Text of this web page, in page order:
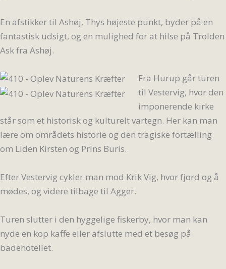
En afstikker til Ashøj, Thys højeste punkt, byder på en
fantastisk udsigt, og en mulighed for at hilse på Trolden
Ask fra Ashøj.
Fra Hurup går turen
til Vestervig, hvor den
imponerende kirke
står som et historisk og kulturelt vartegn. Her kan man
lære om områdets historie og den tragiske fortælling
om Liden Kirsten og Prins Buris.
Efter Vestervig cykler man mod Krik Vig, hvor fjord og å
mødes, og videre tilbage til Agger.
Turen slutter i den hyggelige fiskerby, hvor man kan
nyde en kop kaffe eller afslutte med et besøg på
badehotellet.